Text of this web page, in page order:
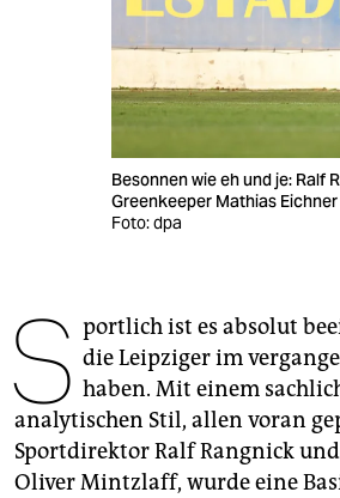
wahrheit
veranstaltungen
unterstützen
abo
genossenschaft
epaper login
Besonnen wie eh und je: Ralf
Greenkeeper Mathias Eichner
Foto: dpa
S portlich ist es absolut
die Leipziger im
haben. Mit einem
analytischen Stil, allen voran
Sportdirektor Ralf Rangnick
Oliver Mintzlaff, wurde eine